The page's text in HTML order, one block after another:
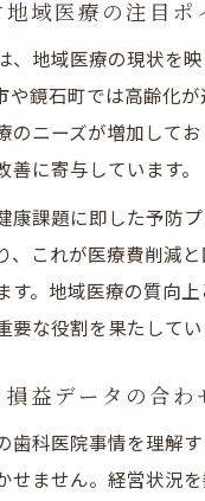
域医療の注目ポ
、地域医療の現状を
や鏡石町では高齢化
のニーズが増加して
に寄与しています。
康課題に即した予防
、これが医療費削減
す。地域医療の質向
な役割を果たしてい
益データの合わ
歯科医院事情を理解
せません。経営状況